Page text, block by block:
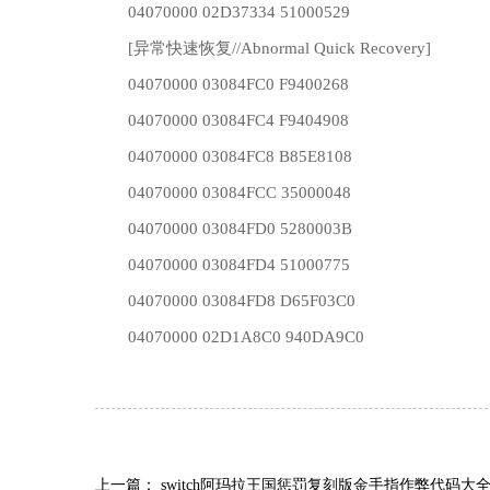
04070000 02D37334 51000529
[异常快速恢复//Abnormal Quick Recovery]
04070000 03084FC0 F9400268
04070000 03084FC4 F9404908
04070000 03084FC8 B85E8108
04070000 03084FCC 35000048
04070000 03084FD0 5280003B
04070000 03084FD4 51000775
04070000 03084FD8 D65F03C0
04070000 02D1A8C0 940DA9C0
上一篇： switch阿玛拉王国惩罚复刻版金手指作弊代码大全